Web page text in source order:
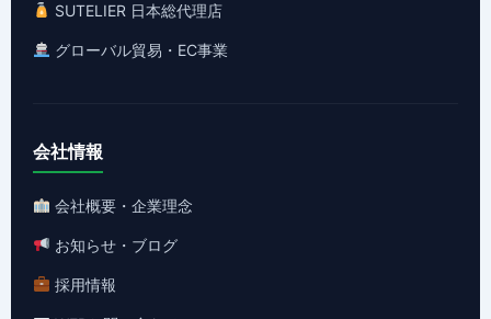
SUTELIER 日本総代理店
グローバル貿易・EC事業
会社情報
会社概要・企業理念
お知らせ・ブログ
採用情報